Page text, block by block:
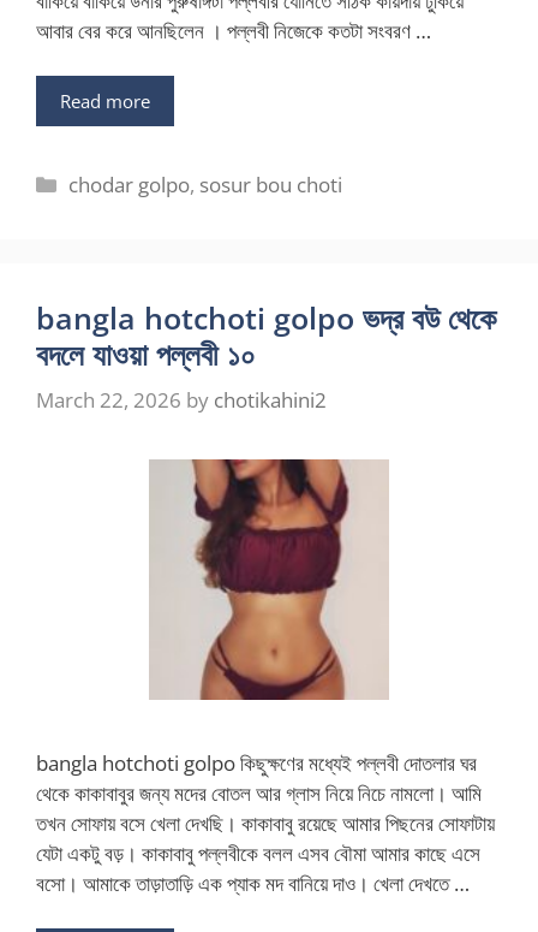
আবার বের করে আনছিলেন । পল্লবী নিজেকে কতটা সংবরণ …
Read more
Categories
chodar golpo, sosur bou choti
bangla hotchoti golpo ভদ্র বউ থেকে
বদলে যাওয়া পল্লবী ১০
March 22, 2026 by chotikahini2
bangla hotchoti golpo কিছুক্ষণের মধ্যেই পল্লবী দোতলার ঘর
থেকে কাকাবাবুর জন্য মদের বোতল আর গ্লাস নিয়ে নিচে নামলো। আমি
তখন সোফায় বসে খেলা দেখছি। কাকাবাবু রয়েছে আমার পিছনের সোফাটায়
যেটা একটু বড়। কাকাবাবু পল্লবীকে বলল এসব বৌমা আমার কাছে এসে
বসো। আমাকে তাড়াতাড়ি এক প্যাক মদ বানিয়ে দাও। খেলা দেখতে …